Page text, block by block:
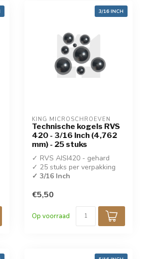
3/16 INCH
KING MICROSCHROEVEN
Technische kogels RVS
420 - 3/16 Inch (4,762
mm) - 25 stuks
✓ RVS AISI420 - gehard
✓ 25 stuks per verpakking
✓ 3/16 Inch
€5,50
Op voorraad